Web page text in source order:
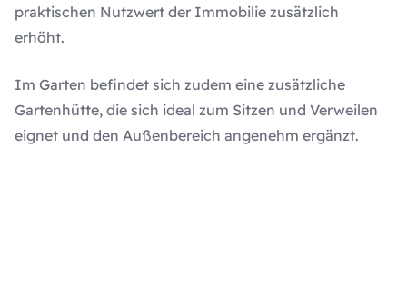
praktischen Nutzwert der Immobilie zusätzlich
erhöht.
Im Garten befindet sich zudem eine zusätzliche
Gartenhütte, die sich ideal zum Sitzen und Verweilen
eignet und den Außenbereich angenehm ergänzt.